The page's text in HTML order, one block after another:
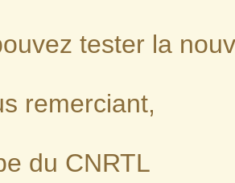
tester la
remerciant,
du CNRTL